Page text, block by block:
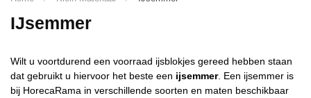
IJsemmer
Wilt u voortdurend een voorraad ijsblokjes gereed hebben staan
dat gebruikt u hiervoor het beste een ijsemmer. Een ijsemmer is
bij HorecaRama in verschillende soorten en maten beschikbaar